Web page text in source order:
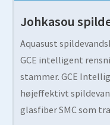
Johkasou
Aquasust
GCE intelligent
stammer. GCE
højeffektivt
glasfiber SMC som